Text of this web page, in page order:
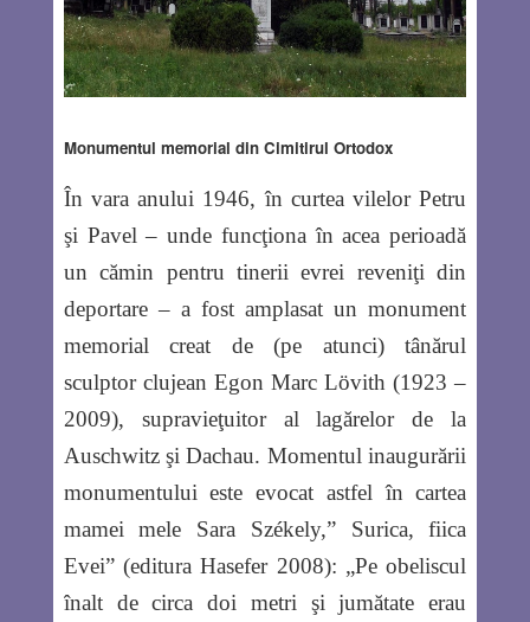
Monumentul memorial din Cimitirul Ortodox
În vara anului 1946, în curtea vilelor Petru
şi Pavel – unde funcţiona în acea perioadă
un cămin pentru tinerii evrei reveniţi din
deportare – a fost amplasat un monument
memorial creat de (pe atunci) tânărul
sculptor clujean Egon Marc Lövith (1923 –
2009), supravieţuitor al lagărelor de la
Auschwitz şi Dachau. Momentul inaugurării
monumentului este evocat astfel în cartea
mamei mele Sara Székely,” Surica, fiica
Evei” (editura Hasefer 2008): „Pe obeliscul
înalt de circa doi metri şi jumătate erau